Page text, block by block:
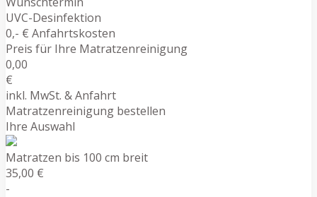
UVC-Desinfektion
0,- € Anfahrtskosten
Preis für Ihre Matratzenreinigung
0,00
€
inkl. MwSt. & Anfahrt
Matratzenreinigung bestellen
Ihre Auswahl
Matratzen bis 100 cm breit
35,00 €
-